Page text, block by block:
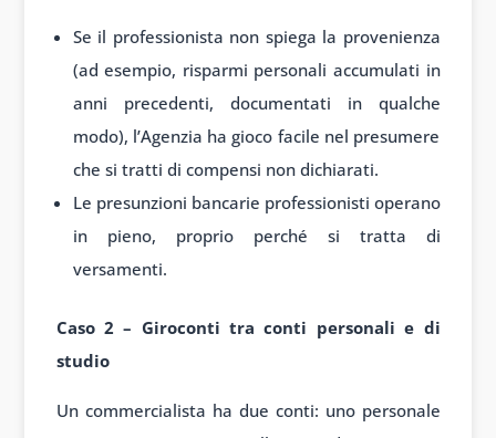
Se il professionista non spiega la provenienza
(ad esempio, risparmi personali accumulati in
anni precedenti, documentati in qualche
modo), l’Agenzia ha gioco facile nel presumere
che si tratti di compensi non dichiarati.
Le presunzioni bancarie professionisti operano
in pieno, proprio perché si tratta di
versamenti.
Caso 2 – Giroconti tra conti personali e di
studio
Un commercialista ha due conti: uno personale